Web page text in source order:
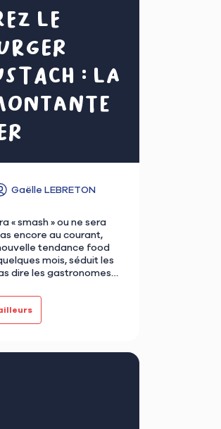
le
: la
Gaëlle LEBRETON
« smash » ou ne sera
encore au courant,
tendance food
mois, séduit les
dire les gastronomes